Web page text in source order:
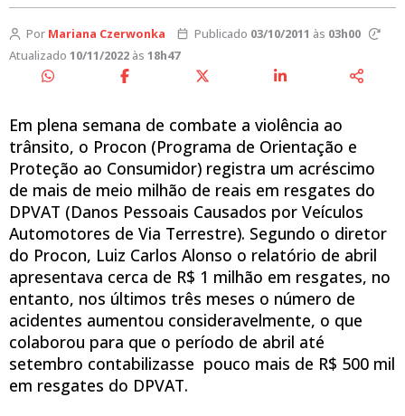
Por Mariana Czerwonka Publicado 03/10/2011 às 03h00
Atualizado 10/11/2022 às 18h47
Em plena semana de combate a violência ao
trânsito, o Procon (Programa de Orientação e
Proteção ao Consumidor) registra um acréscimo
de mais de meio milhão de reais em resgates do
DPVAT (Danos Pessoais Causados por Veículos
Automotores de Via Terrestre). Segundo o diretor
do Procon, Luiz Carlos Alonso o relatório de abril
apresentava cerca de R$ 1 milhão em resgates, no
entanto, nos últimos três meses o número de
acidentes aumentou consideravelmente, o que
colaborou para que o período de abril até
setembro contabilizasse pouco mais de R$ 500 mil
em resgates do DPVAT.